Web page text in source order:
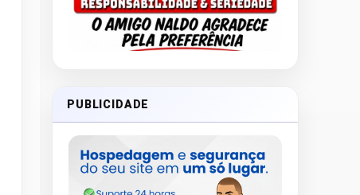
PUBLICIDADE